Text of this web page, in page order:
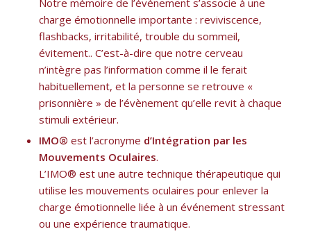
charge émotionnelle importante : reviviscence,
flashbacks, irritabilité, trouble du sommeil,
évitement.. C’est-à-dire que notre cerveau
n’intègre pas l’information comme il le ferait
habituellement, et la personne se retrouve «
prisonnière » de l’évènement qu’elle revit à chaque
stimuli extérieur.
IMO® est l’acronyme d’Intégration par les
Mouvements Oculaires.
L’IMO® est une autre technique thérapeutique qui
utilise les mouvements oculaires pour enlever la
charge émotionnelle liée à un événement stressant
ou une expérience traumatique.